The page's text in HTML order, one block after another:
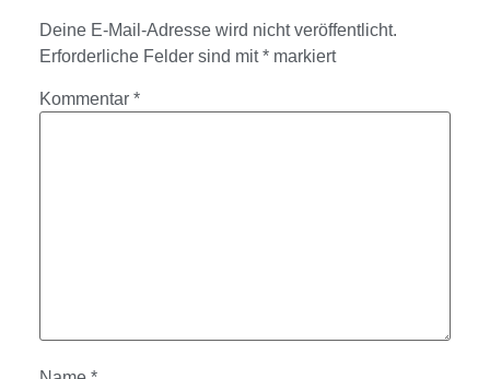
Deine E-Mail-Adresse wird nicht veröffentlicht.
Erforderliche Felder sind mit* markiert
Kommentar *